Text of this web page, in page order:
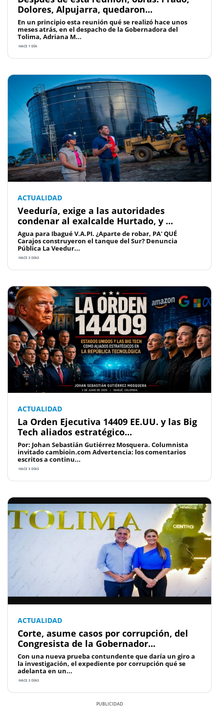
Dolores, Alpujarra, quedaron...
En un principio esta reunión qué se realizó hace unos
meses atrás, en el despacho de la Gobernadora del
Tolima, Adriana M...
HACE 1 DÍA
ACTUALIDAD
Veeduría, exige a las autoridades
condenar al exalcalde Hurtado, y ...
Agua para Ibagué V.A.PI. ¿Aparte de robar, PA' QUÉ
Carajos construyeron el tanque del Sur? Denuncia
Pública La Veedur...
HACE 3 DÍAS
ACTUALIDAD
La Orden Ejecutiva 14409 EE.UU. y las Big
Tech aliados estratégico...
Por: Johan Sebastián Gutiérrez Mosquera. Columnista
invitado cambioin.com Advertencia: los comentarios
escritos a continu...
HACE 3 DÍAS
ACTUALIDAD
Corte, asume casos por corrupción, del
Congresista de la Gobernador...
Con una nueva prueba contundente que daría un giro a
la investigación, el expediente por corrupción qué se
adelanta en un...
HACE 3 DÍAS